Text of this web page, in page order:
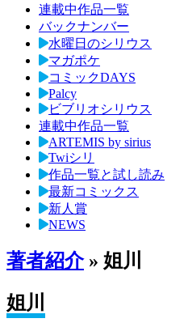
連載中作品一覧
バックナンバー
水曜日のシリウス
マガポケ
コミックDAYS
Palcy
ビブリオシリウス
連載中作品一覧
ARTEMIS by sirius
Twiシリ
作品一覧と試し読み
最新コミックス
新人賞
NEWS
著者紹介» 姐川
姐川